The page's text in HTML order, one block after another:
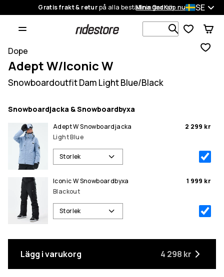
Gratis frakt & returpå alla beställningarKöp nu
Mina Ordrar SE
Sök bland
Dope
Adept W/Iconic W
Snowboardoutfit Dam Light Blue/Black
Snowboardjacka & Snowboardbyxa
Adept W Snowboardjacka
Light Blue
2 299 kr
Storlek
Iconic W Snowboardbyxa
Blackout
1 999 kr
Storlek
Lägg i varukorg 4 298 kr